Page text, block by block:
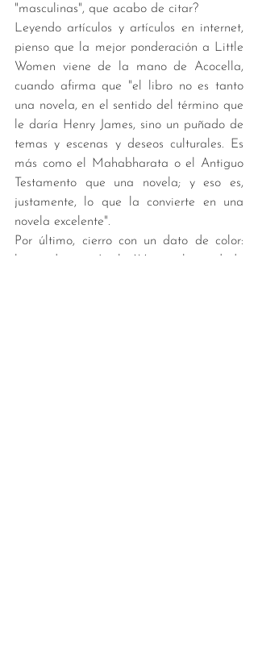
"masculinas", que acabo de citar?
Leyendo artículos y artículos en internet,
pienso que la mejor ponderación a Little
Women viene de la mano de Acocella,
cuando afirma que "el libro no es tanto
una novela, en el sentido del término que
le daría Henry James, sino un puñado de
temas y escenas y deseos culturales. Es
más como el Mahabharata o el Antiguo
Testamento que una novela; y eso es,
justamente, lo que la convierte en una
novela excelente".
Por último, cierro con un dato de color:
luego de que Little Women haya dado